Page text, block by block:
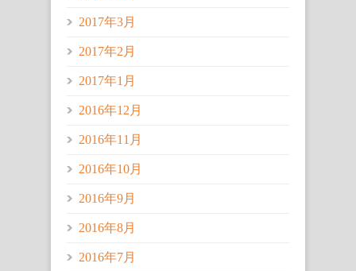
2017年3月
2017年2月
2017年1月
2016年12月
2016年11月
2016年10月
2016年9月
2016年8月
2016年7月